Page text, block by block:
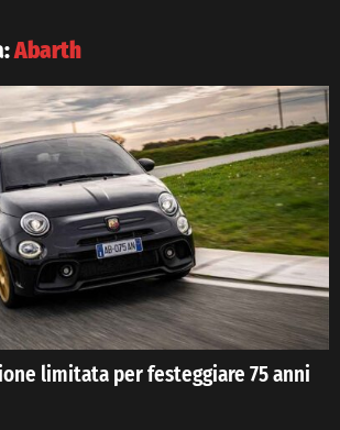
Abarth
limitata per festeggiare 75 anni